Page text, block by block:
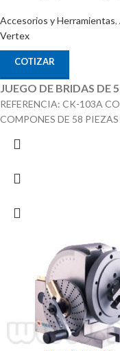
Accesorios y Herramientas,
Vertex
COTIZAR
JUEGO DE BRIDAS DE
REFERENCIA: CK-103A
COMPONES DE 58